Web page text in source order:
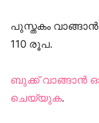
പുസ്തകം
110 രൂപ.
ബുക്ക് വാങ്ങാൻ
ചെയ്യുക.